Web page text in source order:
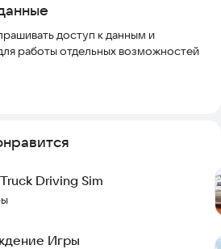
доступ к данным и
работы отдельных возможностей
Driving Sim
Игры